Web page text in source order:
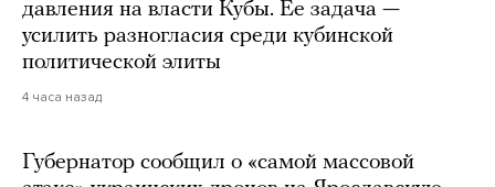
давления на власти Кубы. Ее задача —
усилить разногласия среди кубинской
политической элиты
4 часа назад
Губернатор сообщил о «самой массовой